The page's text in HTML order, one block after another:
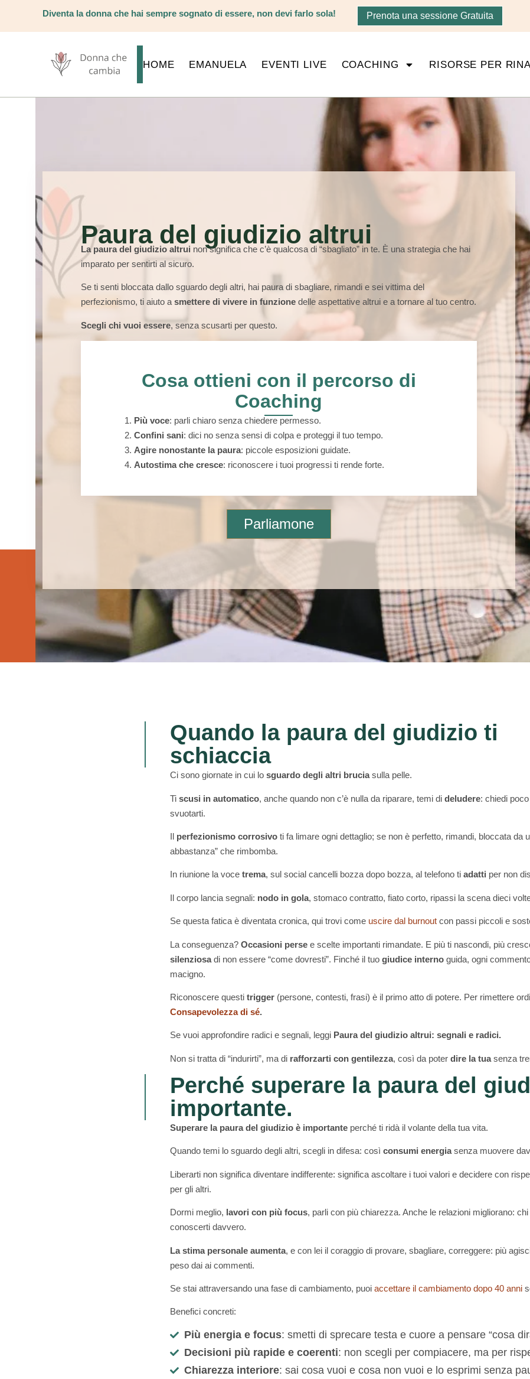
Diventa la donna che hai sempre sognato di essere, non devi farlo sola! Prenota una sessione Gratuita
HOME EMANUELA EVENTI LIVE COACHING RISORSE PER
Paura del giudizio altrui
La paura del giudizio altrui non significa che c’è qualcosa di “sbagliato” in te. È una strategia che hai
imparato per sentirti al sicuro.
Se ti senti bloccata dallo sguardo degli altri, hai paura di sbagliare, rimandi e sei vittima del
perfezionismo, ti aiuto a smettere di vivere in funzione delle aspettative altrui e a tornare al tuo centro.
Scegli chi vuoi essere, senza scusarti per questo.
Cosa ottieni con il percorso di
Coaching
Più voce: parli chiaro senza chiedere permesso.
Confini sani: dici no senza sensi di colpa e proteggi il tuo tempo.
Agire nonostante la paura: piccole esposizioni guidate.
Autostima che cresce: riconoscere i tuoi progressi ti rende forte.
Parliamone
Quando la paura del giudizio ti
schiaccia
Ci sono giornate in cui lo sguardo degli altri bruciasulla pelle.
Ti scusi in automatico, anche quando non c’è nulla da riparare, temi di deludere: chiedi
svuotarti.
Il perfezionismo corrosivo ti fa limare ogni dettaglio; se non è perfetto, rimandi, bloccata da
abbastanza” che rimbomba.
In riunione la voce trema, sul social cancelli bozza dopo bozza, al telefono ti adatti per non
Il corpo lancia segnali: nodo in gola, stomaco contratto, fiato corto, ripassi la scena dieci
Se questa fatica è diventata cronica, qui trovi come uscire dal burnout con passi piccoli e
La conseguenza? Occasioni perse e scelte importanti rimandate. E più ti nascondi, più
silenziosadi non essere “come dovresti”. Finché il tuo giudice interno guida, ogni
macigno.
Riconoscere questi trigger (persone, contesti, frasi) è il primo atto di potere. Per rimettere
Consapevolezza di sé.
Se vuoi approfondire radici e segnali, leggi Paura del giudizio altrui: segnali e radici.
Non si tratta di “indurirti”, ma di rafforzarti con gentilezza, così da poter dire la tuasenza
Perché superare la paura del
importante.
Superare la paura del giudizio è importante perché ti ridà il volante della tua vita.
Quando temi lo sguardo degli altri, scegli in difesa: così consumi energiasenza muovere
Liberarti non significa diventare indifferente: significa ascoltare i tuoi valori e decidere con
per gli altri.
Dormi meglio, lavori con più focus, parli con più chiarezza. Anche le relazioni migliorano:
conoscerti davvero.
La stima personale aumenta, e con lei il coraggio di provare, sbagliare, correggere: più
peso dai ai commenti.
Se stai attraversando una fase di cambiamento, puoi accettare il cambiamento dopo 40 anni
Benefici concreti:
Più energia e focus: smetti di sprecare testa e cuore a pensare “cosa
Decisioni più rapide e coerenti: non scegli per compiacere, ma per
Chiarezza interiore: sai cosa vuoi e cosa non vuoi e lo esprimi senza